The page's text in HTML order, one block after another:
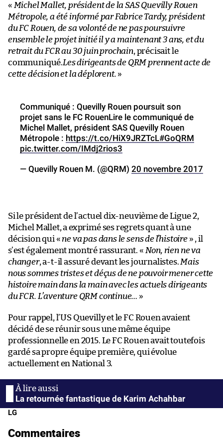
« Michel Mallet, président de la SAS Quevilly Rouen
Métropole, a été informé par Fabrice Tardy, président
du FC Rouen, de sa volonté de ne pas poursuivre
ensemble le projet initié il y a maintenant 3 ans, et du
retrait du FCR au 30 juin prochain, précisait le
communiqué.Les dirigeants de QRM prennent acte de
cette décision et la déplorent. »
Communiqué : Quevilly Rouen poursuit son
projet sans le FC RouenLire le communiqué de
Michel Mallet, président SAS Quevilly Rouen
Métropole : https://t.co/HiX9JRZTcL#GoQRM
pic.twitter.com/IMdj2rios3
— Quevilly Rouen M. (@QRM) 20 novembre 2017
Si le président de l’actuel dix-neuvième de Ligue 2,
Michel Mallet, a exprimé ses regrets quant à une
décision qui « ne va pas dans le sens de l’histoire» , il
s’est également montré rassurant. « Non, rien ne va
changer, a-t-il assuré devant les journalistes. Mais
nous sommes tristes et déçus de ne pouvoir mener cette
histoire main dans la main avec les actuels dirigeants
du FCR. L’aventure QRM continue… »
Pour rappel, l’US Quevilly et le FC Rouen avaient
décidé de se réunir sous une même équipe
professionnelle en 2015. Le FC Rouen avait toutefois
gardé sa propre équipe première, qui évolue
actuellement en National 3.
La retournée fantastique de Karim Achahbar
LG
Commentaires